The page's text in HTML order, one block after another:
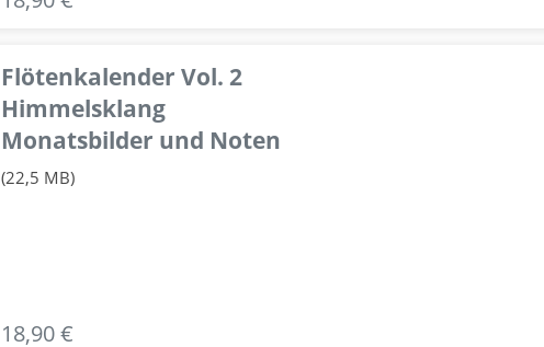
Flötenkalender Vol. 2
Himmelsklang
Monatsbilder und Noten
(22,5 MB)
18,90 €